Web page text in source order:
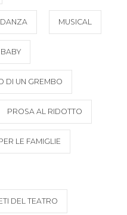
MUSICAL
DI UN GREMBO
PROSA AL RIDOTTO
LE FAMIGLIE
DEL TEATRO